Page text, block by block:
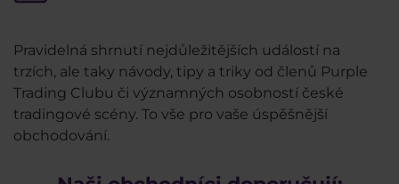
Pravidelná shrnutí nejdůležitějších událostí na
trzích, ale taky návody, tipy a triky od členů Purple
Trading Clubu či významných osobností české
tradingové scény. To vše pro vaše úspěšnější
obchodování.